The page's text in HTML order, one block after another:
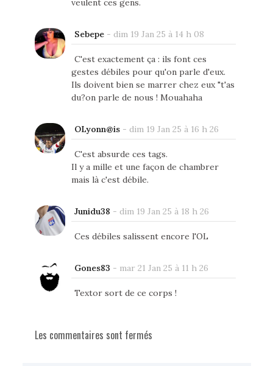
veulent ces gens.
Sebepe- dim 19 Jan 25 à 14 h 08
C'est exactement ça : ils font ces
gestes débiles pour qu'on parle d'eux.
Ils doivent bien se marrer chez eux "t'as
du?on parle de nous ! Mouahaha
OLyonn@is- dim 19 Jan 25 à 16 h 26
C'est absurde ces tags.
Il y a mille et une façon de chambrer
mais là c'est débile.
Junidu38 - dim 19 Jan 25 à 18 h 26
Ces débiles salissent encore l'OL
Gones83 - mar 21 Jan 25 à 11 h 26
Textor sort de ce corps !
Les commentaires sont fermés